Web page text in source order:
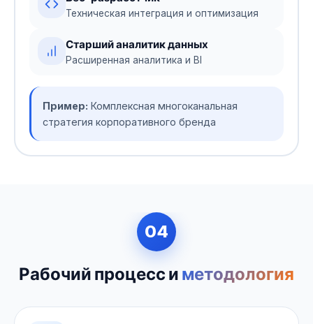
Техническая интеграция и оптимизация
Старший аналитик данных
Расширенная аналитика и BI
Пример: Комплексная многоканальная
стратегия корпоративного бренда
04
Рабочий процесс и методология